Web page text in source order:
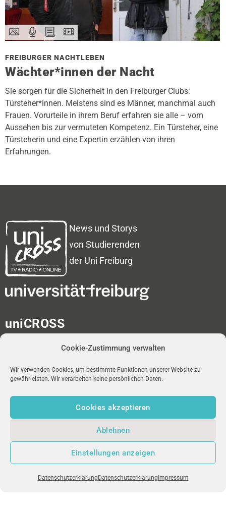
Cookie-Zustimmung verwalten
Wir verwenden Cookies, um bestimmte Funktionen unserer Website zu
gewährleisten. Wir verarbeiten keine persönlichen Daten.
Cookies akzeptieren
Ablehnen
Einstellungen anzeigen
Datenschutzerklärung Datenschutzerklärung Impressum
FREIBURGER NACHTLEBEN
Wächter*innen der Nacht
Sie sorgen für die Sicherheit in den Freiburger Clubs:
Türsteher*innen. Meistens sind es Männer, manchmal auch
Frauen. Vorurteile in ihrem Beruf erfahren sie alle – vom
Aussehen bis zur vermuteten Kompetenz. Ein Türsteher, eine
Türsteherin und eine Expertin erzählen von ihren
Erfahrungen.
News und Storys
von Studierenden
der Uni Freiburg
uniCROSS
Albert-Ludwigs-Universität
UniversitätsbibliothekMedienzentrum
Platz der Universität 2
redaktion-unicross[at]ub.uni-freiburg.de